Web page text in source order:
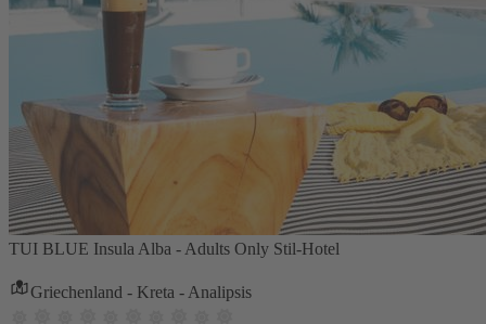
TUI BLUE Insula Alba - Adults Only Stil-Hotel
Griechenland - Kreta - Analipsis